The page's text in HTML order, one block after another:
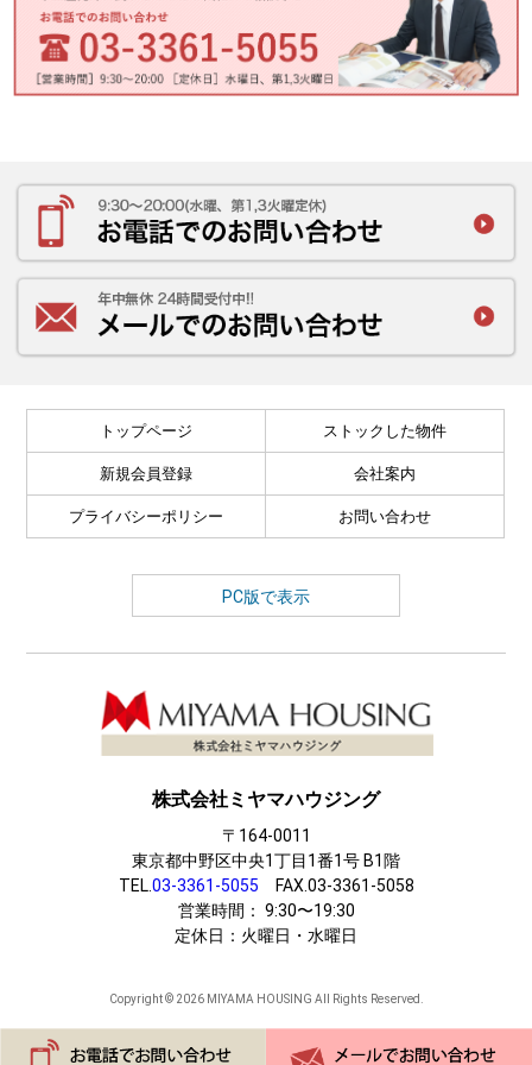
トップページ ストックした物件
新規会員登録 会社案内
プライバシーポリシー お問い合わせ
PC版で表示
株式会社ミヤマハウジング
〒164-0011
東京都中野区中央1丁目1番1号 B1階
TEL.03-3361-5055 FAX.03-3361-5058
営業時間： 9:30〜19:30
定休日：火曜日・水曜日
Copyright © 2026 MIYAMA HOUSING All Rights Reserved.